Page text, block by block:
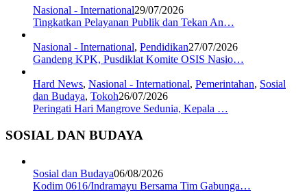
Nasional - International29/07/2026
Tingkatkan Pelayanan Publik dan Tekan An…
Nasional - International, Pendidikan27/07/2026
Gandeng KPK, Pusdiklat Komite OSIS Nasio…
Hard News, Nasional - International, Pemerintahan, Sosial
dan Budaya, Tokoh26/07/2026
Peringati Hari Mangrove Sedunia, Kepala …
SOSIAL DAN BUDAYA
Sosial dan Budaya06/08/2026
Kodim 0616/Indramayu Bersama Tim Gabunga…